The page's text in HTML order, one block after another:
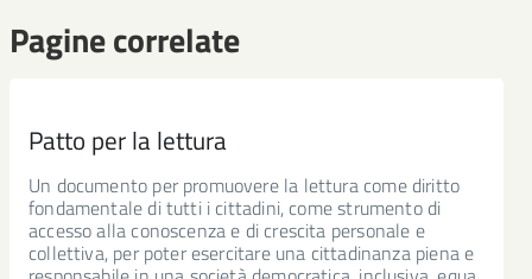
Pagine correlate
Patto per la lettura
Un documento per promuovere la lettura come diritto
fondamentale di tutti i cittadini, come strumento di
accesso alla conoscenza e di crescita personale e
collettiva, per poter esercitare una cittadinanza piena e